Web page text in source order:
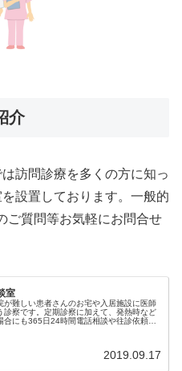
介
訪問診療を多くの方に知っ
設置しております。一般的
ご質問等お気軽にお問合せ
室
が難しい患者さんのお宅や入居施設に医師
診察です。定期診察に加えて、発熱時など
合にも365日24時間電話相談や往診依頼を
2019.09.17